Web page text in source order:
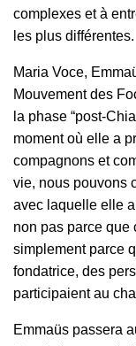
complexes et à
les plus différentes.
Maria Voce,
Mouvement des
la phase “post-
moment où elle a
compagnons et
vie, nous pouvons
avec laquelle elle
non pas parce que
simplement parce
fondatrice, des
participaient au
Emmaüs passera